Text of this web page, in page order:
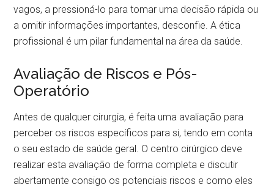
vagos, a pressioná-lo para tomar uma decisão rápida ou
a omitir informações importantes, desconfie. A ética
profissional é um pilar fundamental na área da saúde.
Avaliação de Riscos e Pós-
Operatório
Antes de qualquer cirurgia, é feita uma avaliação para
perceber os riscos específicos para si, tendo em conta
o seu estado de saúde geral. O centro cirúrgico deve
realizar esta avaliação de forma completa e discutir
abertamente consigo os potenciais riscos e como eles